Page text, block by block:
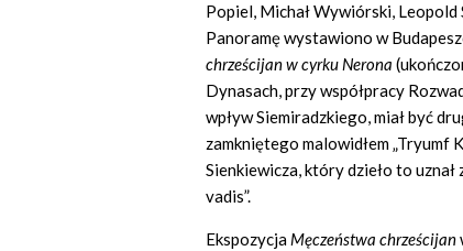
Popiel, Michał Wywiórski,
Panoramę wystawiono w
chrześcijan w cyrku Nerona
Dynasach, przy współpracy
wpływ Siemiradzkiego, miał być
zamkniętego malowidłem „Tryumf
Sienkiewicza, który dzieło to
vadis”.
Ekspozycja Męczeństwa chrześcijan